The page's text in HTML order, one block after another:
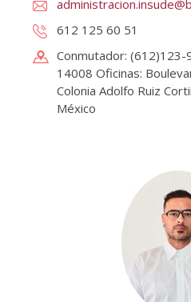
612 125 60 51
Conmutador:
14008 Oficinas:
Colonia Adolfo Ruiz
México